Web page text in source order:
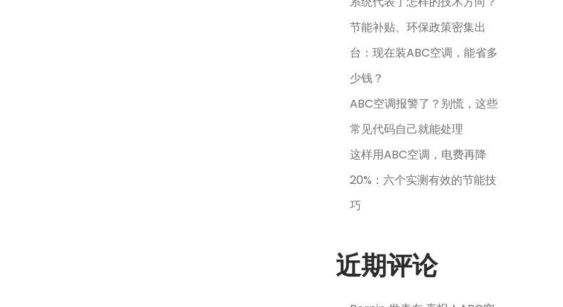
节能补贴、环保政策密集出
台：现在装ABC空调，能省多
少钱？
ABC空调报警了？别慌，这些
常见代码自己就能处理
这样用ABC空调，电费再降
20%：六个实测有效的节能技
巧
近期评论